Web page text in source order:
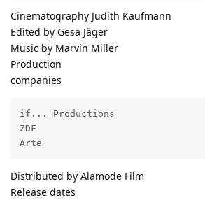
Cinematography Judith Kaufmann
Edited by Gesa Jäger
Music by Marvin Miller
Production
companies
if... Productions
ZDF
Arte
Distributed by Alamode Film
Release dates